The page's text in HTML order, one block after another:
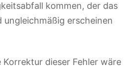
kommen, der das
ungleichmäßig erscheinen
dieser Fehler wäre